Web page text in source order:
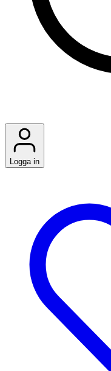
Logga in